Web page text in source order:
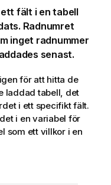
fält i en tabell
Radnumret
inget radnummer
senast.
för att hitta de
laddad tabell, det
i ett specifikt fält.
i en variabel för
som ett villkor i en